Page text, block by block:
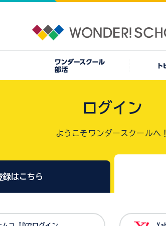
ログイン
ようこそワンダースクールへ！
録はこちら